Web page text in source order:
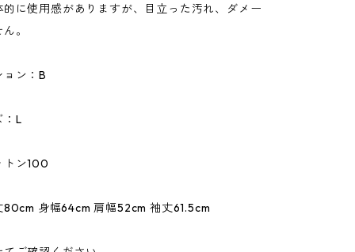
に使用感がありますが、目立った汚れ、ダメー
。
ン：B
L
ン100
身幅64cm 肩幅52cm 袖丈61.5cm